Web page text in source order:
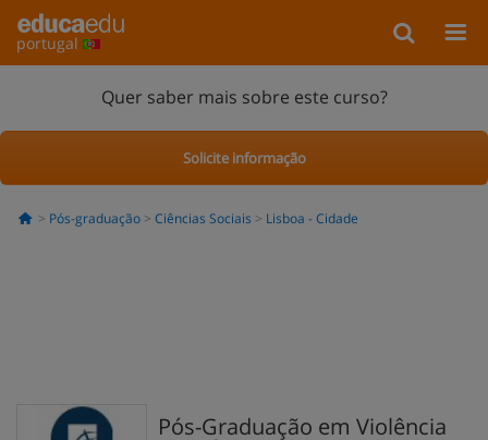
portugal
Quer saber mais sobre este curso?
Solicite informação
Pós-graduação Ciências Sociais Lisboa - Cidade
Pós-Graduação em Violência